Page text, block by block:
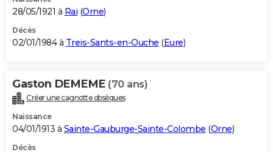
28/05/1921 à Rai (Orne)
Décès
02/01/1984 à Treis-Sants-en-Ouche (Eure)
Gaston DEMEME (70 ans)
Créer une cagnotte obsèques
Naissance
04/01/1913 à Sainte-Gauburge-Sainte-Colombe (Orne)
Décès